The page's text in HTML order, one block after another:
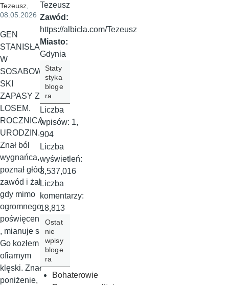
Tezeusz,
08.05.2026
GEN
STANISŁA
W
SOSABOW
SKI
ZAPASY Z
LOSEM.
ROCZNICA
URODZIN.
Znał ból
wygnańca,
poznał głód,
zawód i żal
gdy mimo
ogromnego
poświęcenia
, mianuje się
Go kozłem
ofiarnym
klęski. Znał
poniżenie,
Tezeusz
Zawód:
https://albicla.com/Tezeusz
Miasto:
Gdynia
Staty
styka
bloge
ra
Liczba
wpisów: 1,
904
Liczba
wyświetleń:
3,537,016
Liczba
komentarzy:
18,813
Ostat
nie
wpisy
bloge
ra
Bohaterowie